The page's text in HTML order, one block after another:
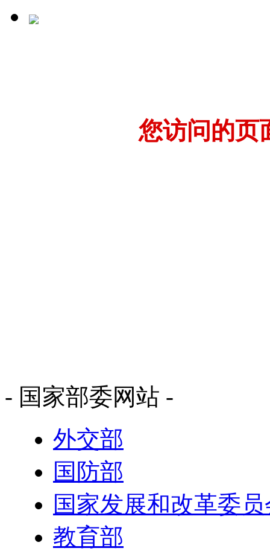
您访问的页
- 国家部委网站 -
外交部
国防部
国家发展和改革委
教育部